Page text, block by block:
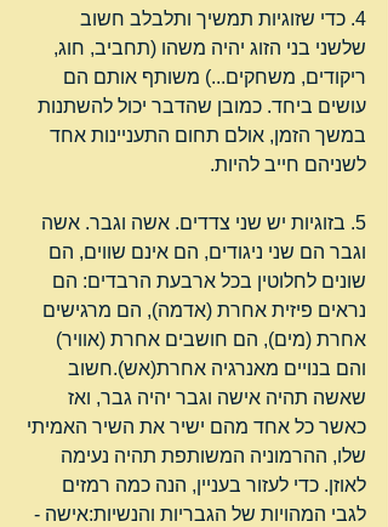
4. כדי שזוגיות תמשיך ותלבלב חשוב
שלשני בני הזוג יהיה משהו (תחביב, חוג,
ריקודים, משחקים...) משותף אותם הם
עושים ביחד. כמובן שהדבר יכול להשתנות
במשך הזמן, אולם תחום התעניינות אחד
לשניהם חייב להיות.
5. בזוגיות יש שני צדדים. אשה וגבר. אשה
וגבר הם שני ניגודים, הם אינם שווים, הם
שונים לחלוטין בכל ארבעת הרבדים: הם
נראים פיזית אחרת (אדמה), הם מרגישים
אחרת (מים), הם חושבים אחרת (אוויר)
והם בנויים מאנרגיה אחרת(אש).חשוב
שאשה תהיה אישה וגבר יהיה גבר, ואז
כאשר כל אחד מהם ישיר את השיר האמיתי
שלו, ההרמוניה המשותפת תהיה נעימה
לאוזן. כדי לעזור בעניין, הנה כמה רמזים
לגבי המהויות של הגבריות והנשיות:אישה -